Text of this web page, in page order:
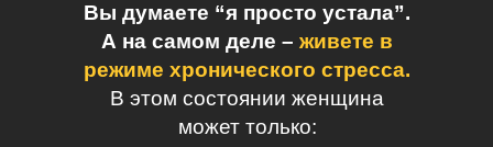
Вы думаете “я просто устала”.
А на самом деле – живете в
режиме хронического стресса.
В этом состоянии женщина
может только: